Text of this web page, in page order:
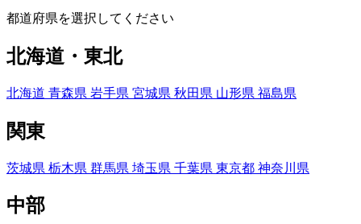
都道府県を選択してください
北海道・東北
北海道 青森県 岩手県 宮城県 秋田県 山形県 福島県
関東
茨城県 栃木県 群馬県 埼玉県 千葉県 東京都 神奈川県
中部